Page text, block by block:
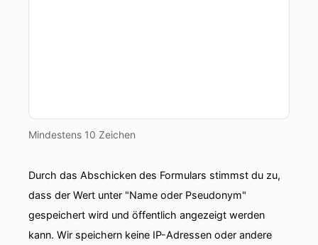
Mindestens 10 Zeichen
Durch das Abschicken des Formulars stimmst du zu,
dass der Wert unter "Name oder Pseudonym"
gespeichert wird und öffentlich angezeigt werden
kann. Wir speichern keine IP-Adressen oder andere